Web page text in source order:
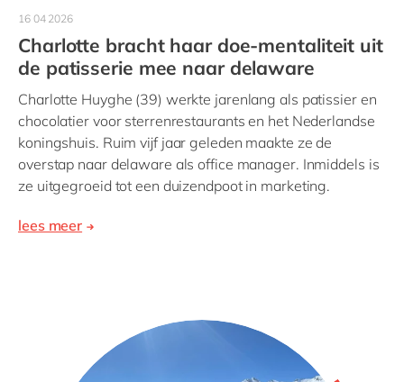
16 04 2026
Charlotte bracht haar doe-mentaliteit uit
de patisserie mee naar delaware
Charlotte Huyghe (39) werkte jarenlang als patissier en
chocolatier voor sterrenrestaurants en het Nederlandse
koningshuis. Ruim vijf jaar geleden maakte ze de
overstap naar delaware als office manager. Inmiddels is
ze uitgegroeid tot een duizendpoot in marketing.
lees meer